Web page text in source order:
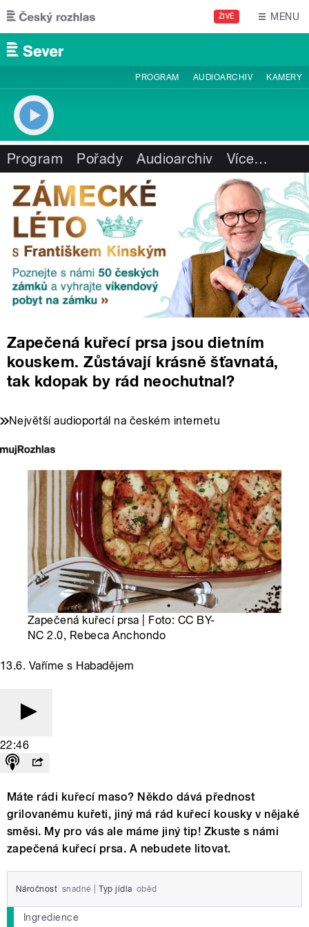
Přejít k hlavnímu obsahu
ŽIVĚ MENU
PROGRAM AUDIOARCHIV KAMERY
Program Pořady Audioarchiv Více…
Zapečená kuřecí prsa jsou dietním
kouskem. Zůstávají krásně šťavnatá,
tak kdopak by rád neochutnal?
Největší audioportál na českém internetu
Zapečená kuřecí prsa | Foto: CC BY-
NC 2.0, Rebeca Anchondo
13.6. Vaříme s Habadějem
22:46
Máte rádi kuřecí maso? Někdo dává přednost
grilovanému kuřeti, jiný má rád kuřecí kousky v nějaké
směsi. My pro vás ale máme jiný tip! Zkuste s námi
zapečená kuřecí prsa. A nebudete litovat.
Náročnost snadné Typ jídla oběd
Ingredience